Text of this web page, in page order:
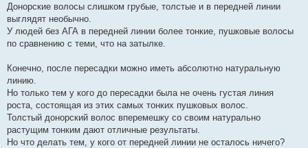
Донорские волосы слишком грубые, толстые и в передней линии
выглядят необычно.
У людей без АГА в передней линии более тонкие, пушковые волосы
по сравнению с теми, что на затылке.
Конечно, после пересадки можно иметь абсолютно натуральную
линию.
Но только тем у кого до пересадки была не очень густая линия
роста, состоящая из этих самых тонких пушковых волос.
Толстый донорский волос вперемешку со своим натурально
растущим тонким дают отличные результаты.
Но что делать тем, у кого от передней линии не осталось ничего?